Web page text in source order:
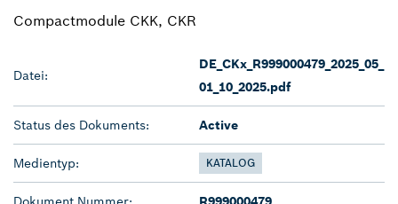
Compactmodule CKK, CKR
Datei:
DE_CKx_R999000479_2025_05_
01_10_2025.pdf
Status des Dokuments: Active
Medientyp: KATALOG